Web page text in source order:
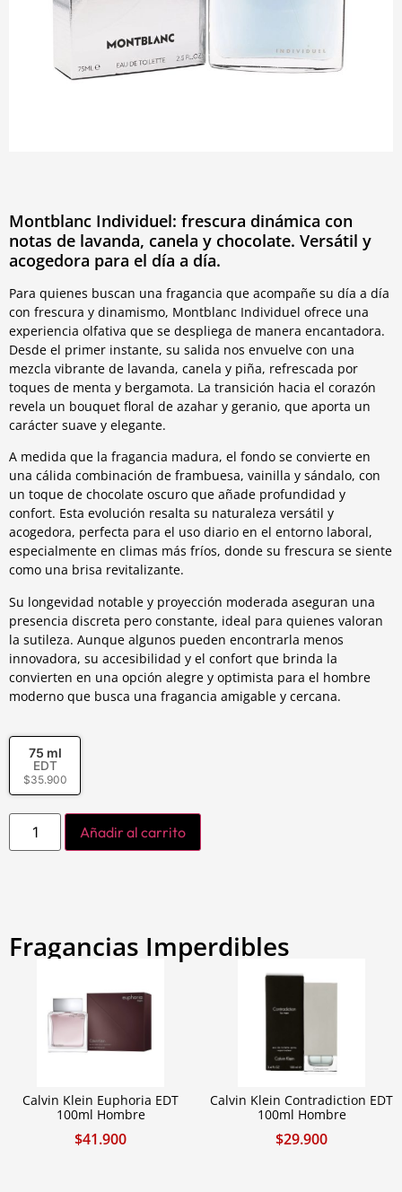
Montblanc Individuel: frescura dinámica con
notas de lavanda, canela y chocolate. Versátil y
acogedora para el día a día.
Para quienes buscan una fragancia que acompañe su día a día
con frescura y dinamismo, Montblanc Individuel ofrece una
experiencia olfativa que se despliega de manera encantadora.
Desde el primer instante, su salida nos envuelve con una
mezcla vibrante de lavanda, canela y piña, refrescada por
toques de menta y bergamota. La transición hacia el corazón
revela un bouquet floral de azahar y geranio, que aporta un
carácter suave y elegante.
A medida que la fragancia madura, el fondo se convierte en
una cálida combinación de frambuesa, vainilla y sándalo, con
un toque de chocolate oscuro que añade profundidad y
confort. Esta evolución resalta su naturaleza versátil y
acogedora, perfecta para el uso diario en el entorno laboral,
especialmente en climas más fríos, donde su frescura se siente
como una brisa revitalizante.
Su longevidad notable y proyección moderada aseguran una
presencia discreta pero constante, ideal para quienes valoran
la sutileza. Aunque algunos pueden encontrarla menos
innovadora, su accesibilidad y el confort que brinda la
convierten en una opción alegre y optimista para el hombre
moderno que busca una fragancia amigable y cercana.
75 ml
EDT
$35.900
Añadir al carrito
Fragancias Imperdibles
Calvin Klein Euphoria EDT
100ml Hombre
$41.900
Calvin Klein Contradiction EDT
100ml Hombre
$29.900